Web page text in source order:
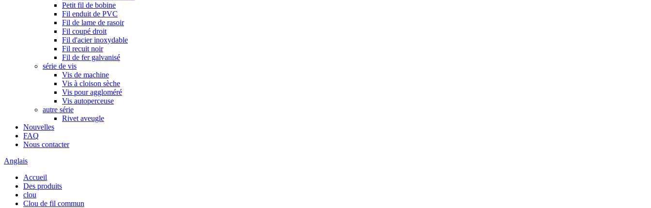
Petit fil de bobine
Fil enduit de PVC
Fil de lame de rasoir
Fil coupé droit
Fil d'acier inoxydable
Fil recuit noir
Fil de fer galvanisé
série de vis
Vis de machine
Vis à cloison sèche
Vis pour aggloméré
Vis autoperceuse
autre série
Rivet aveugle
Nouvelles
FAQ
Nous contacter
Anglais
Accueil
Des produits
clou
Clou de fil commun